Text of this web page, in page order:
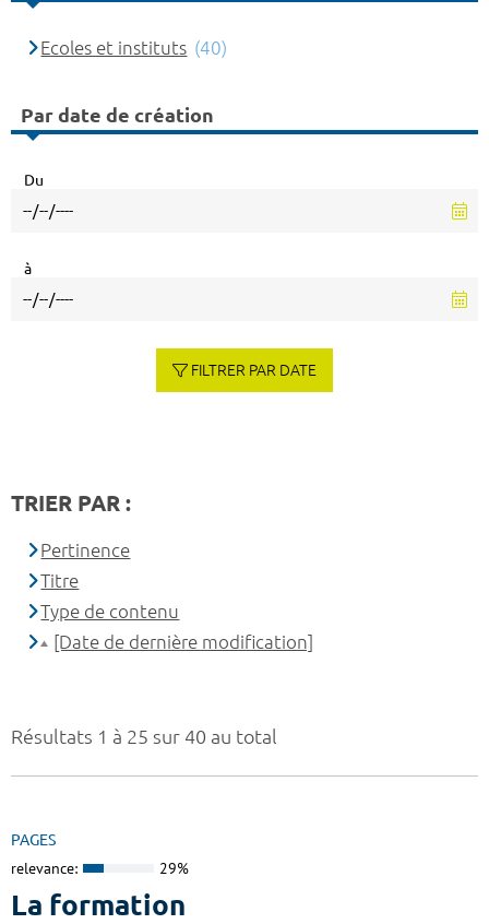
Résultats 1 à 25 sur 40 au total
PAGES
relevance: 29%
La formation
Ecoles et instituts (40)
Par date de création
Du
à
FILTRER PAR DATE
TRIER PAR :
Pertinence
Titre
Type de contenu
[Date de dernière modification]